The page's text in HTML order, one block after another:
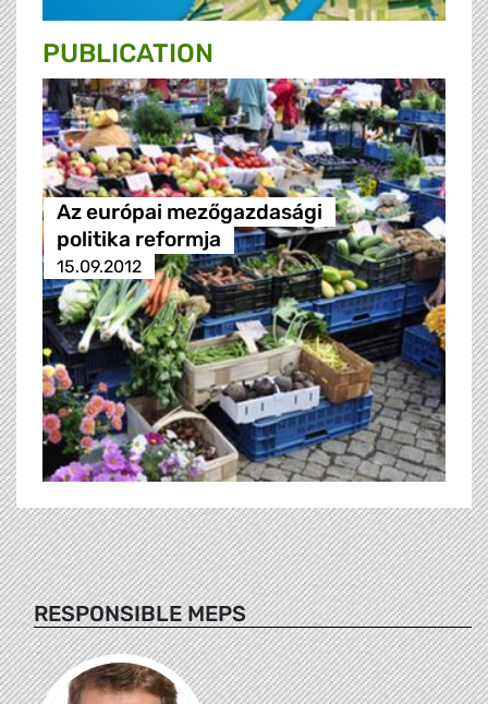
PUBLICATION
Az európai mezőgazdasági
politika reformja
15.09.2012
RESPONSIBLE MEPS